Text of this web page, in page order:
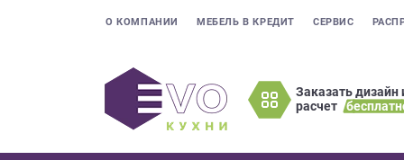
О КОМПАНИИ МЕБЕЛЬ В КРЕДИТ СЕРВИС
Заказать дизайн
расчет
ваши